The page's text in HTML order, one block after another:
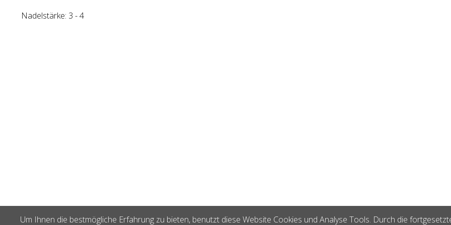
Nadelstärke: 3 - 4
Um Ihnen die bestmögliche Erfahrung zu bieten, benutzt diese Website Cookies und Analyse Tools. Durch die